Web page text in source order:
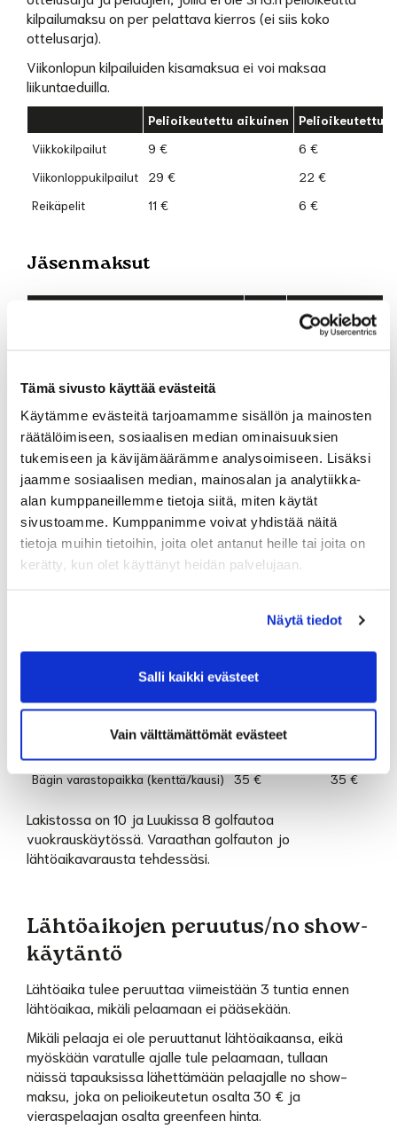
Tämä sivusto käyttää evästeitä
Käytämme evästeitä tarjoamamme sisällön ja mainosten
räätälöimiseen, sosiaalisen median ominaisuuksien
tukemiseen ja kävijämäärämme analysoimiseen. Lisäksi
jaamme sosiaalisen median, mainosalan ja analytiikka-
alan kumppaneillemme tietoja siitä, miten käytät
sivustoamme. Kumppanimme voivat yhdistää näitä
tietoja muihin tietoihin, joita olet antanut heille tai joita on
kerätty, kun olet käyttänyt heidän palvelujaan.
Näytä tiedot
Salli kaikki evästeet
Vain välttämättömät evästeet
kilpailumaksu on per pelattava kierros (ei siis koko
ottelusarja).
Viikonlopun kilpailuiden kisamaksua ei voi maksaa
liikuntaeduilla.
Pelioikeutettu aikuinen
Pelioikeutettu
Viikkokilpailut
9 €
6 €
Viikonloppukilpailut
29 €
22 €
Reikäpelit
11 € 6 €
Jäsenmaksut
SHG:n ainaisjäsen, liittomaksu SGL
Nuorisojäsenyys (synt. 1999 ->) 55 €
Muut palvelut
Normaalihinta
Osakkaan
Poletti
3,5 €
Bägin varastopaikka (kenttä/kausi)
35 € 35 €
Lakistossa on 10 ja Luukissa 8 golfautoa
vuokrauskäytössä. Varaathan golfauton jo
lähtöaikavarausta tehdessäsi.
Lähtöaikojen peruutus/no show-
käytäntö
Lähtöaika tulee peruuttaa viimeistään 3 tuntia ennen
lähtöaikaa, mikäli pelaamaan ei pääsekään.
Mikäli pelaaja ei ole peruuttanut lähtöaikaansa, eikä
myöskään varatulle ajalle tule pelaamaan, tullaan
näissä tapauksissa lähettämään pelaajalle no show-
maksu, joka on pelioikeutetun osalta 30 € ja
vieraspelaajan osalta greenfeen hinta.